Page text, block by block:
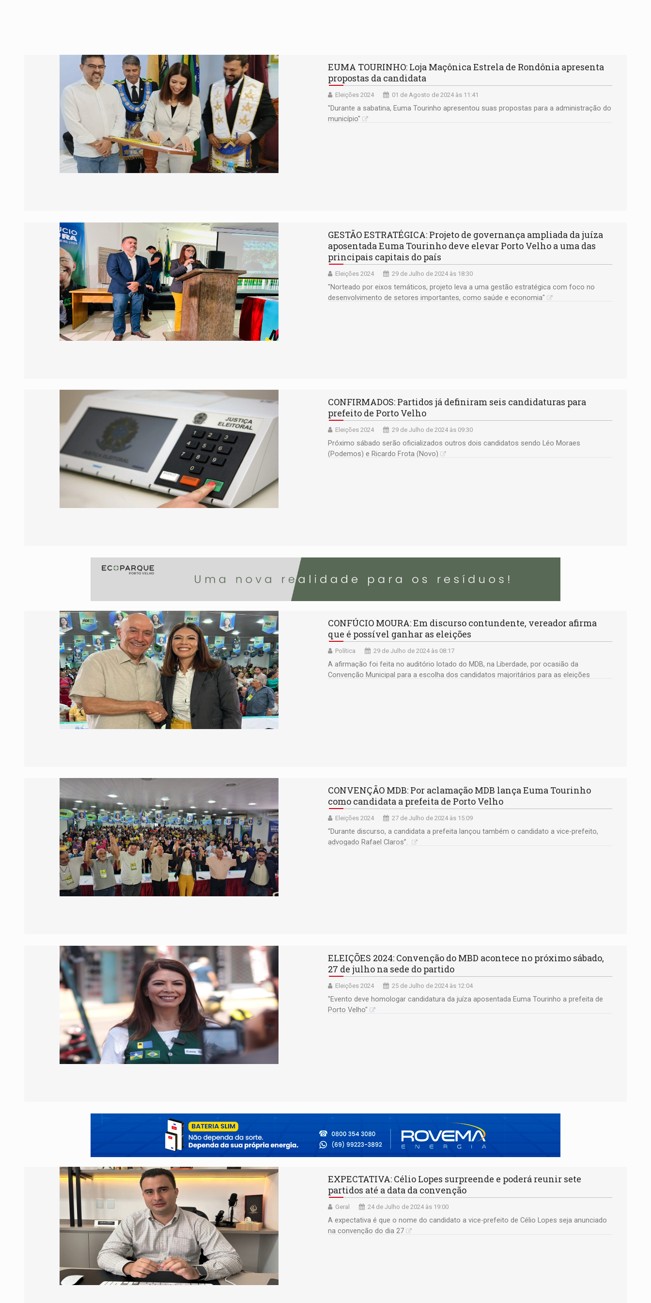
EUMA TOURINHO: Loja Maçônica Estrela de Rondônia apresenta
propostas da candidata
Eleições 2024 01 de Agosto de 2024 às 11:41
"Durante a sabatina, Euma Tourinho apresentou suas propostas para a administração do
município"
GESTÃO ESTRATÉGICA: Projeto de governança ampliada da juíza
aposentada Euma Tourinho deve elevar Porto Velho a uma das
principais capitais do país
Eleições 2024 29 de Julho de 2024 às 18:30
"Norteado por eixos temáticos, projeto leva a uma gestão estratégica com foco no
desenvolvimento de setores importantes, como saúde e economia"
CONFIRMADOS: Partidos já definiram seis candidaturas para
prefeito de Porto Velho
Eleições 2024 29 de Julho de 2024 às 09:30
Próximo sábado serão oficializados outros dois candidatos sendo Léo Moraes
(Podemos) e Ricardo Frota (Novo)
CONFÚCIO MOURA: Em discurso contundente, vereador afirma
que é possível ganhar as eleições
Política 29 de Julho de 2024 às 08:17
A afirmação foi feita no auditório lotado do MDB, na Liberdade, por ocasião da
Convenção Municipal para a escolha dos candidatos majoritários para as eleições
CONVENÇÃO MDB: Por aclamação MDB lança Euma Tourinho
como candidata a prefeita de Porto Velho
Eleições 2024 27 de Julho de 2024 às 15:09
“Durante discurso, a candidata a prefeita lançou também o candidato a vice-prefeito,
advogado Rafael Claros”.
ELEIÇÕES 2024: Convenção do MBD acontece no próximo sábado,
27 de julho na sede do partido
Eleições 2024 25 de Julho de 2024 às 12:04
"Evento deve homologar candidatura da juíza aposentada Euma Tourinho a prefeita de
Porto Velho"
EXPECTATIVA: Célio Lopes surpreende e poderá reunir sete
partidos até a data da convenção
Geral 24 de Julho de 2024 às 19:00
A expectativa é que o nome do candidato a vice-prefeito de Célio Lopes seja anunciado
na convenção do dia 27